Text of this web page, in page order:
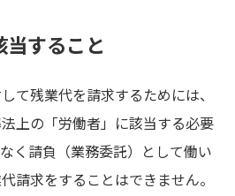
当すること
て残業代を請求するためには、
上の「労働者」に該当する必要
く請負（業務委託）として働い
請求をすることはできません。